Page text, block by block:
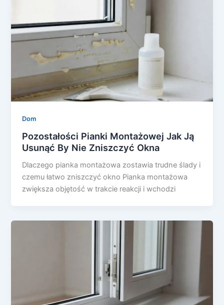
Dom
Pozostałości Pianki Montażowej Jak Ją
Usunąć By Nie Zniszczyć Okna
Dlaczego pianka montażowa zostawia trudne ślady i
czemu łatwo zniszczyć okno Pianka montażowa
zwiększa objętość w trakcie reakcji i wchodzi